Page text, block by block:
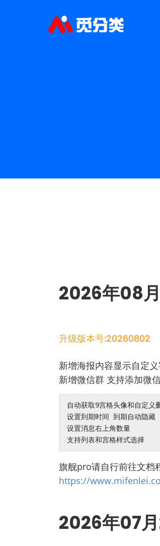
2026年08
升级版本号:20260802
新增海报内容显示自定
新增微信群 支持添加微
自动获取9宫格头像和自定义
设置到期时间 到期自动隐藏
设置消息右上角数量
旗舰pro请自行前往文档
https://
2026年07